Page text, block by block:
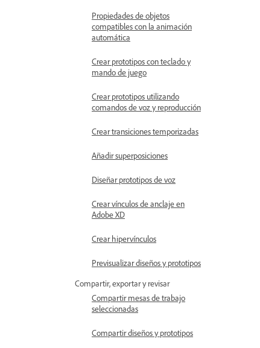
Propiedades de objetos
compatibles con la animación
automática
Crear prototipos con teclado y
mando de juego
Crear prototipos utilizando
comandos de voz y reproducción
Crear transiciones temporizadas
Añadir superposiciones
Diseñar prototipos de voz
Crear vínculos de anclaje en
Adobe XD
Crear hipervínculos
Previsualizar diseños y prototipos
Compartir, exportar y revisar
Compartir mesas de trabajo
seleccionadas
Compartir diseños y prototipos